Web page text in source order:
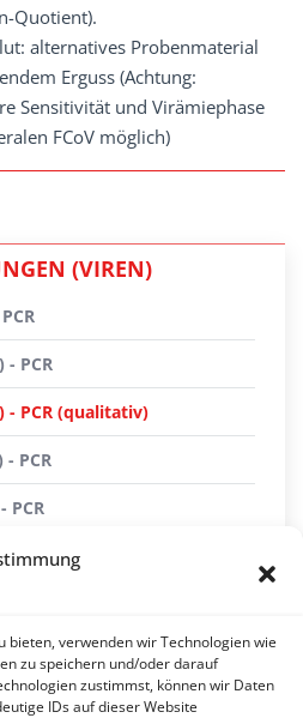
bieten, verwenden wir Technologien wie
zu speichern und/oder darauf
zustimmst, können wir Daten
IDs auf dieser Website
Quotient).
alternatives Probenmaterial
Erguss (Achtung:
Sensitivität und Virämiephase
FCoV möglich)
(VIREN)
PCR
- PCR (qualitativ)
PCR
PCR
(TGE) - PCR
- Antigen (EIA)
- PCR (qualitativ)
- PCR